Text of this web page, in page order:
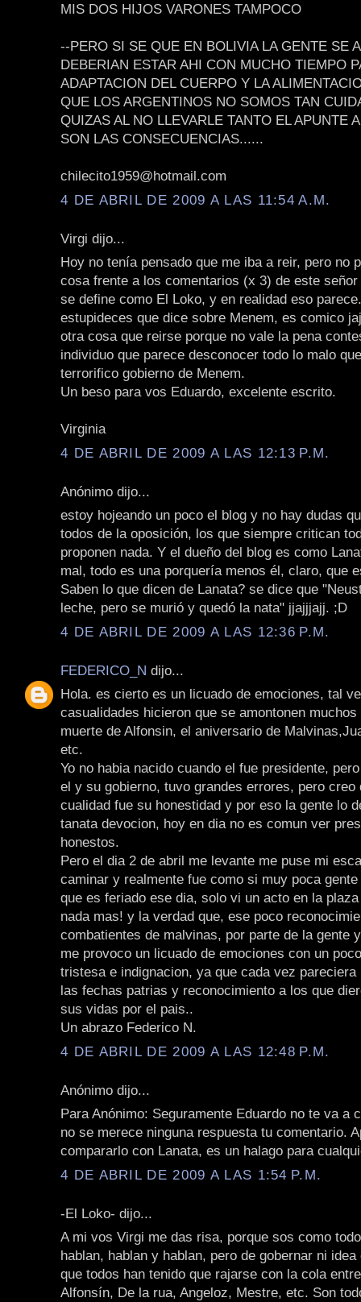
MIS DOS HIJOS VARONES TAMPOCO
--PERO SI SE QUE EN BOLIVIA LA GENTE SE
DEBERIAN ESTAR AHI CON MUCHO TIEMPO
ADAPTACION DEL CUERPO Y LA
QUE LOS ARGENTINOS NO SOMOS TAN
QUIZAS AL NO LLEVARLE TANTO EL APUNTE
SON LAS CONSECUENCIAS......
chilecito1959@hotmail.com
4 DE ABRIL DE 2009 A LAS 11:54 A.M.
Virgi dijo...
Hoy no tenía pensado que me iba a reir, pero no
cosa frente a los comentarios (x 3) de este
se define como El Loko, y en realidad eso
estupideces que dice sobre Menem, es comico
otra cosa que reirse porque no vale la pena
individuo que parece desconocer todo lo malo
terrorifico gobierno de Menem.
Un beso para vos Eduardo, excelente escrito.
Virginia
4 DE ABRIL DE 2009 A LAS 12:13 P.M.
Anónimo dijo...
estoy hojeando un poco el blog y no hay dudas
todos de la oposición, los que siempre critican
proponen nada. Y el dueño del blog es como
mal, todo es una porquería menos él, claro, que
Saben lo que dicen de Lanata? se dice que
leche, pero se murió y quedó la nata" jjajjjajj. ;D
4 DE ABRIL DE 2009 A LAS 12:36 P.M.
FEDERICO_N dijo...
Hola. es cierto es un licuado de emociones, tal
casualidades hicieron que se amontonen
muerte de Alfonsin, el aniversario de
etc.
Yo no habia nacido cuando el fue presidente,
el y su gobierno, tuvo grandes errores, pero creo
cualidad fue su honestidad y por eso la gente lo
tanata devocion, hoy en dia no es comun ver
honestos.
Pero el dia 2 de abril me levante me puse mi
caminar y realmente fue como si muy poca
que es feriado ese dia, solo vi un acto en la
nada mas! y la verdad que, ese poco
combatientes de malvinas, por parte de la gente
me provoco un licuado de emociones con un
tristesa e indignacion, ya que cada vez pareciera
las fechas patrias y reconocimiento a los que
sus vidas por el pais..
Un abrazo Federico N.
4 DE ABRIL DE 2009 A LAS 12:48 P.M.
Anónimo dijo...
Para Anónimo: Seguramente Eduardo no te va a
no se merece ninguna respuesta tu comentario.
compararlo con Lanata, es un halago para
4 DE ABRIL DE 2009 A LAS 1:54 P.M.
-El Loko- dijo...
A mi vos Virgi me das risa, porque sos como
hablan, hablan y hablan, pero de gobernar ni
que todos han tenido que rajarse con la cola
Alfonsín, De la rua, Angeloz, Mestre, etc. Son